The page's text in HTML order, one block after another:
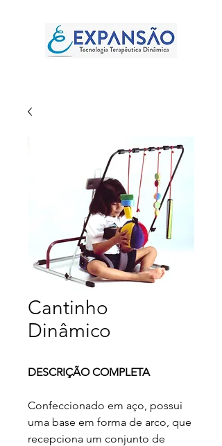
Cantinho
Dinâmico
DESCRIÇÃO COMPLETA
Confeccionado em aço, possui
uma base em forma de arco, que
recepciona um conjunto de